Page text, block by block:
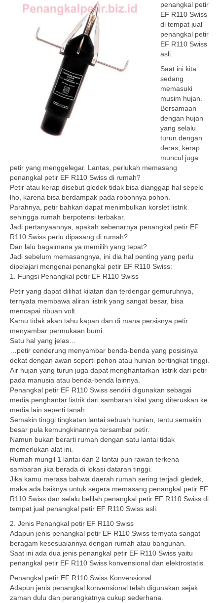
penangkal petir
EF R110 Swiss
di tempat jual
penangkal petir
EF R110 Swiss
asli.
Saat ini kita
sedang
memasuki
musim hujan.
Bersamaan
dengan hujan
yang selalu
turun dengan
deras, kerap
muncul juga
petir yang menggelegar. Lantas, perlukah memasang
penangkal petir EF R110 Swiss di rumah?
Petir atau kerap disebut gledek tidak bisa dianggap hal sepele
lho, karena bisa berdampak pada robohnya pohon.
Parahnya, petir bahkan dapat menimbulkan korslet listrik
sehingga rumah berpotensi terbakar.
Jadi pertanyaannya, apakah sebenarnya penangkal petir EF
R110 Swiss perlu dipasang di rumah?
Dan lalu bagaimana ya memilih yang tepat?
Jadi sebelum memasangnya, ini dia hal penting yang perlu
dipelajari mengenai penangkal petir EF R110 Swiss:
1. Fungsi Penangkal petir EF R110 Swiss
Petir yang dapat dilihat kilatan dan terdengar gemuruhnya,
ternyata membawa aliran listrik yang sangat besar, bisa
mencapai ribuan volt.
Kamu tidak akan tahu kapan dan di mana persisnya petir
menyambar permukaan bumi.
Satu hal yang jelas…
…petir cenderung menyambar benda-benda yang posisinya
dekat dengan awan seperti pohon atau hunian bertingkat tinggi.
Air hujan yang turun juga dapat menghantarkan listrik dari petir
pada manusia atau benda-benda lainnya.
Penangkal petir EF R110 Swiss sendiri digunakan sebagai
media penghantar listrik dari sambaran kilat yang diteruskan ke
media lain seperti tanah.
Semakin tinggi tingkatan lantai sebuah hunian, tentu semakin
besar pula kemungkinannya tersambar petir.
Namun bukan berarti rumah dengan satu lantai tidak
memerlukan alat ini.
Rumah mungil 1 lantai dan 2 lantai pun rawan terkena
sambaran jika berada di lokasi dataran tinggi.
Jika kamu merasa bahwa daerah rumah sering terjadi gledek,
maka ada baiknya untuk segera memasang penangkal petir EF
R110 Swiss dan selalu belilah penangkal petir EF R110 Swiss di
tempat jual penangkal petir EF R110 Swiss asli.
2. Jenis Penangkal petir EF R110 Swiss
Adapun jenis penangkal petir EF R110 Swiss ternyata sangat
beragam kesesuaiannya dengan rumah atau bangunan.
Saat ini ada dua jenis penangkal petir EF R110 Swiss yaitu
penangkal petir EF R110 Swiss konvensional dan elektrostatis.
Penangkal petir EF R110 Swiss Konvensional
Adapun jenis penangkal konvensional telah digunakan sejak
zaman dulu dan perangkatnya cukup sederhana.